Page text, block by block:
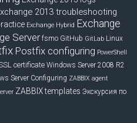
2013 troubleshooting
Exchange Hybrid Exchange
Server fsmo GitHub GitLab Linux
Postfix configuring PowerShell
certificate Windows Server 2008 R2
Server Configuring ZABBIX agent
ZABBIX templates Экскурсия по